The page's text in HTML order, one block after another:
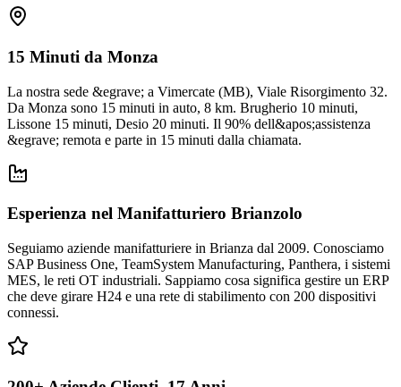
15 Minuti da Monza
La nostra sede &egrave; a Vimercate (MB), Viale Risorgimento 32.
Da Monza sono 15 minuti in auto, 8 km. Brugherio 10 minuti,
Lissone 15 minuti, Desio 20 minuti. Il 90% dell&apos;assistenza
&egrave; remota e parte in 15 minuti dalla chiamata.
Esperienza nel Manifatturiero Brianzolo
Seguiamo aziende manifatturiere in Brianza dal 2009. Conosciamo
SAP Business One, TeamSystem Manufacturing, Panthera, i sistemi
MES, le reti OT industriali. Sappiamo cosa significa gestire un ERP
che deve girare H24 e una rete di stabilimento con 200 dispositivi
connessi.